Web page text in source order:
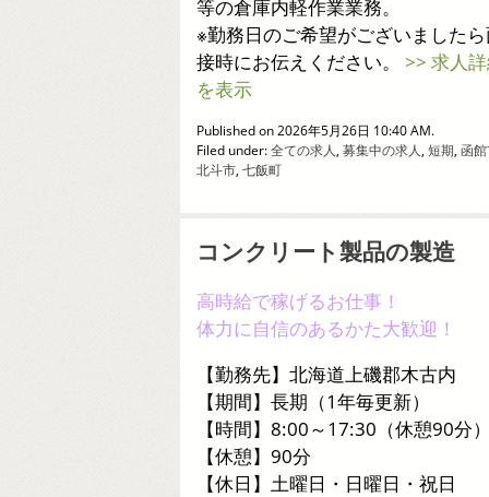
等の倉庫内軽作業業務。
※勤務日のご希望がございました
接時にお伝えください。 >> 求人
を表示
Published on 2026年5月26日 10:40 AM.
Filed under:全ての求人, 募集中の求人, 短期, 函
北斗市, 七飯町
コンクリート製品の製造
高時給で稼げるお仕事！
体力に自信のあるかた大歓迎！
【勤務先】北海道上磯郡木古内
【期間】長期（1年毎更新）
【時間】8:00～17:30（休憩90分
【休憩】90分
【休日】土曜日・日曜日・祝日